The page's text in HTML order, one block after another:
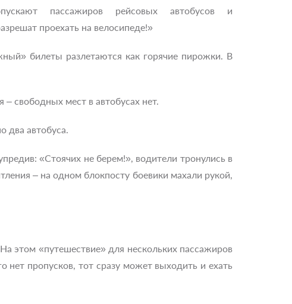
пассажиров рейсовых автобусов и
проехать на велосипеде!»
билеты разлетаются как горячие пирожки. В
свободных мест в автобусах нет.
два автобуса.
«Стоячих не берем!», водители тронулись в
– на одном блокпосту боевики махали рукой,
этом «путешествие» для нескольких пассажиров
нет пропусков, тот сразу может выходить и ехать